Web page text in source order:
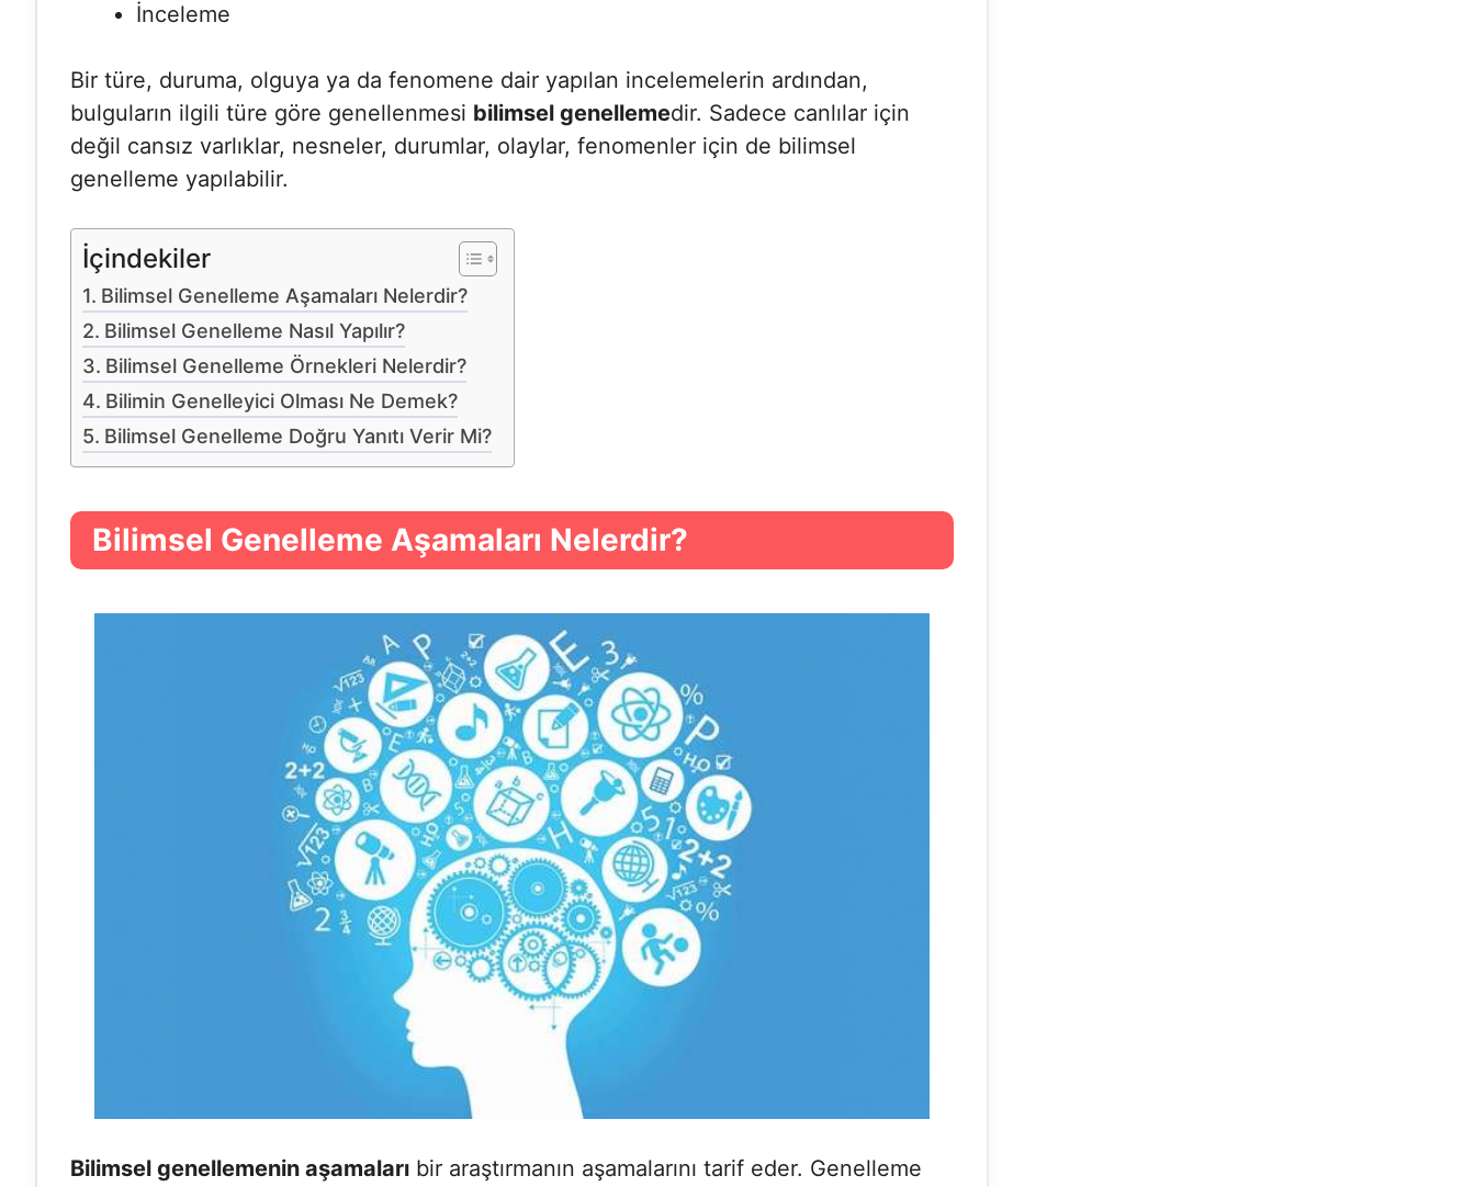
İnceleme
Bir türe, duruma, olguya ya da fenomene dair yapılan incelemelerin ardından,
bulguların ilgili türe göre genellenmesi bilimsel genellemedir. Sadece canlılar için
değil cansız varlıklar, nesneler, durumlar, olaylar, fenomenler için de bilimsel
genelleme yapılabilir.
İçindekiler
Bilimsel Genelleme Aşamaları Nelerdir?
Bilimsel Genelleme Nasıl Yapılır?
Bilimsel Genelleme Örnekleri Nelerdir?
Bilimin Genelleyici Olması Ne Demek?
Bilimsel Genelleme Doğru Yanıtı Verir Mi?
Bilimsel Genelleme Aşamaları Nelerdir?
Bilimsel genellemenin aşamaları bir araştırmanın aşamalarını tarif eder. Genelleme